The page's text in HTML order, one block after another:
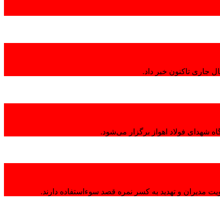
جاری تاکنون خبر داد.
شهدای فولاد اهواز برگزار می‌شود.
مدیران و تهدید به کسر نمره قصد سوءاستفاده دارند.